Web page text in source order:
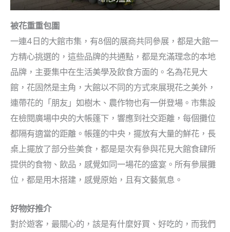
被花重重包圍
一連4日的大館市集，有8個的展商共同參展，都是大館一
方精心挑選的，這些品牌的共通點，都是充滿理念的本地
品牌，主要集中在生活美學及飲食方面的。名為花見大
館，花固然是主角，大館以不同的方式來展現花之美外，
連帶花的「朋友」如樹木、農作物也有一併登場。市集設
在檢閱廣場中央的大帳篷下，響應到社交距離，每個攤位
都隔有適當的距離。帳篷的中央，擺放有大量的鮮花，長
桌上擺放了部分些美食，都是是次有參與花見大館食肆所
提供的食物、飲品，感覺如同一場花的盛宴。所有參展攤
位，都是用木搭建，感覺原始，且有文藝氣息。
好物好推介
對於遊客，最關心的，該是有什麼好買、好吃的，而我們